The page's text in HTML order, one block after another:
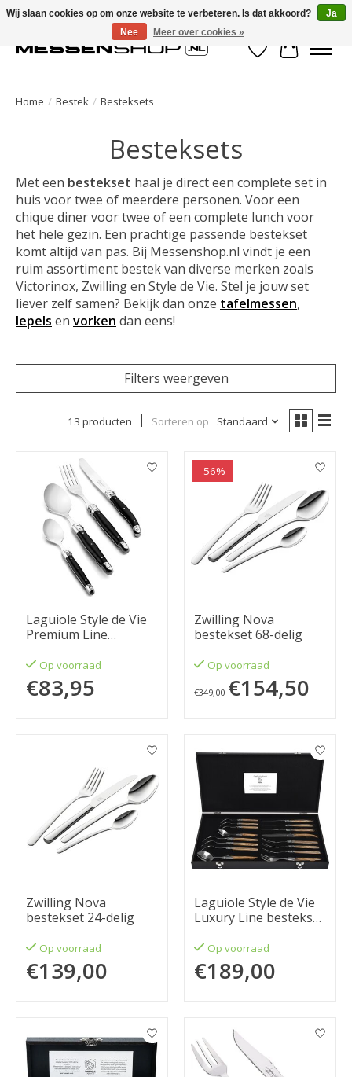
Verlanglijst
Home / Bestek / Besteksets
Besteksets
Met een bestekset haal je direct een complete set in
huis voor twee of meerdere personen. Voor een
chique diner voor twee of een complete lunch voor
het hele gezin. Een prachtige passende bestekset
komt altijd van pas. Bij Messenshop.nl vindt je een
ruim assortiment bestek van diverse merken zoals
Victorinox, Zwilling en Style de Vie. Stel je jouw set
liever zelf samen? Bekijk dan onze tafelmessen,
lepels en vorken dan eens!
Filters weergeven
13 producten Sorteren op Standaard
Laguiole Style de Vie
Premium Line
zwart
Op voorraad
€83,95
-56%
Zwilling Nova
bestekset 68-delig
Op voorraad
€349,00 €154,50
Zwilling Nova
bestekset 24-delig
Op voorraad
€139,00
Laguiole Style de Vie
Luxury Line bestekset
Op voorraad
€189,00
Wij slaan cookies op om onze website te verbeteren. Is dat akkoord?
Ja
Nee
Meer over cookies »